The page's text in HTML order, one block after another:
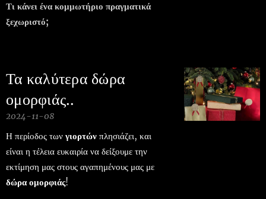
Τι κάνει ένα κομμωτήριο πραγματικά
ξεχωριστό;
Τα καλύτερα δώρα
ομορφιάς..
2024-11-08
Η περίοδος των γιορτών πλησιάζει, και
είναι η τέλεια ευκαιρία να δείξουμε την
εκτίμηση μας στους αγαπημένους μας με
δώρα ομορφιάς!